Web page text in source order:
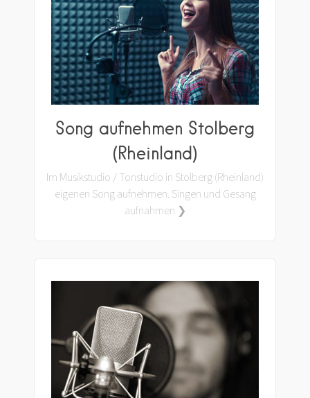
Song aufnehmen Stolberg
(Rheinland)
Im Musikstudio / Tonstudio in Stolberg (Rheinland)
eigenen Song aufnehmen. Singen und Gesang
aufnahmen ❯